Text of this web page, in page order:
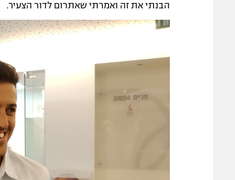
הבנתי את זה ואמרתי שאתרום לדור הצעיר.